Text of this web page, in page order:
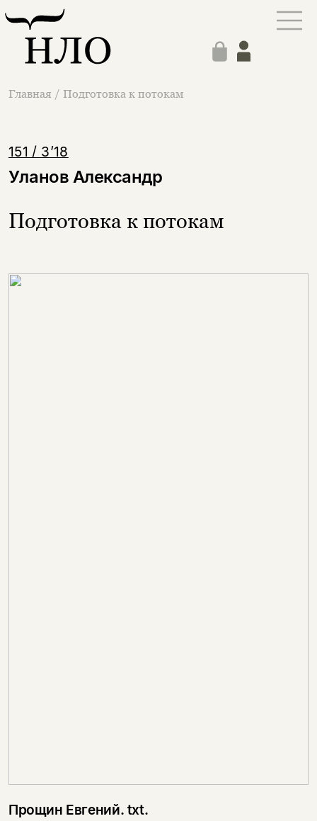
Главная / Подготовка к потокам
151 / 3’18
Уланов Александр
Подготовка к потокам
Прощин Евгений. txt.